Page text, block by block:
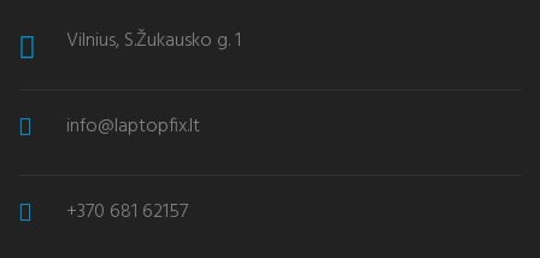
Vilnius, S.Žukausko g. 1
info@laptopfix.lt
+370 681 62157